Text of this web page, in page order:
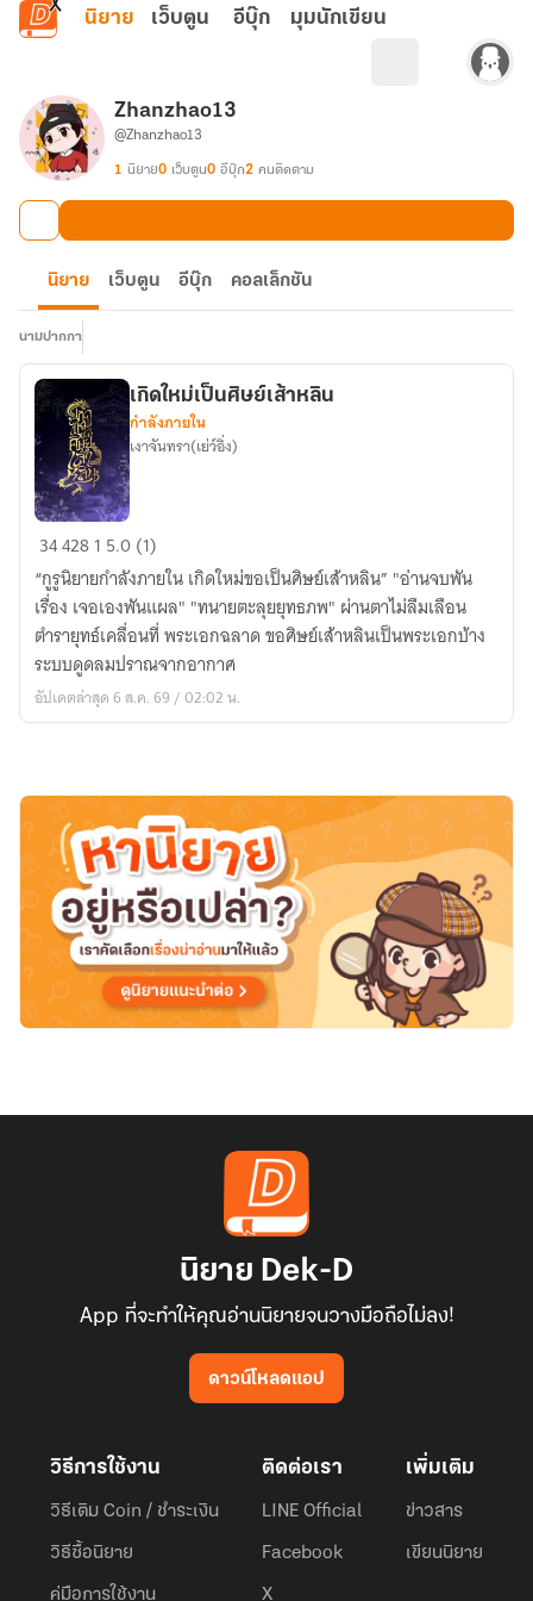
ข้ามไปยังเนื้อหาหลัก
นิยาย เว็บตูน อีบุ๊ก มุมนักเขียน
Zhanzhao13
@Zhanzhao13
1 นิยาย0 เว็บตูน0 อีบุ๊ก2 คนติดตาม
นิยาย เว็บตูน อีบุ๊ก คอลเล็กชัน
นามปากกา
เกิด
ใหม่
เป็น
ศิษย์
เส้า
หลิน
เกิดใหม่เป็นศิษย์เส้าหลิน
กำลังภายใน
เงาจันทรา(เย่ว์อิ่ง)
344281 5.0 (1)
“กูรูนิยายกำลังภายใน เกิดใหม่ขอเป็นศิษย์เส้าหลิน” "อ่านจบพัน
เรื่อง เจอเองพันแผล" "ทนายตะลุยยุทธภพ" ผ่านตาไม่ลืมเลือน
ตำรายุทธ์เคลื่อนที่ พระเอกฉลาด ขอศิษย์เส้าหลินเป็นพระเอกบ้าง
ระบบดูดลมปราณจากอากาศ
อัปเดตล่าสุด 6 ส.ค. 69 / 02:02 น.
นิยาย Dek-D
App ที่จะทำให้คุณอ่านนิยายจนวางมือถือไม่ลง!
ดาวน์โหลดแอป
วิธีการใช้งาน
วิธีเติม Coin / ชำระเงิน
วิธีซื้อนิยาย
คู่มือการใช้งาน
ติดต่อเรา
LINE Official
Facebook
X
เพิ่มเติม
ข่าวสาร
เขียนนิยาย